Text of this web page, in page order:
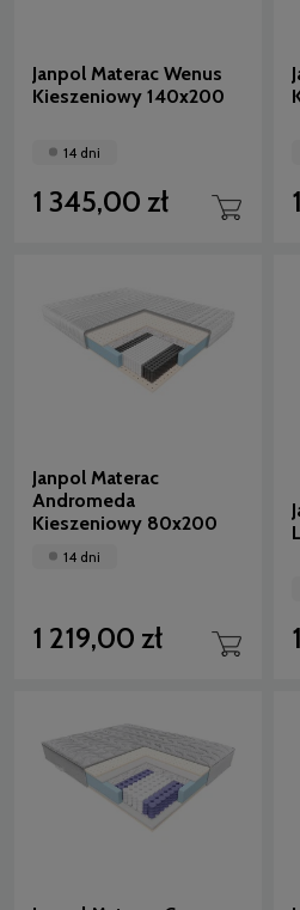
Janpol Materac Wenus
Kieszeniowy 140x200
14 dni
1 345,00 zł
Janpol Materac
Andromeda
Kieszeniowy 80x200
14 dni
1 219,00 zł